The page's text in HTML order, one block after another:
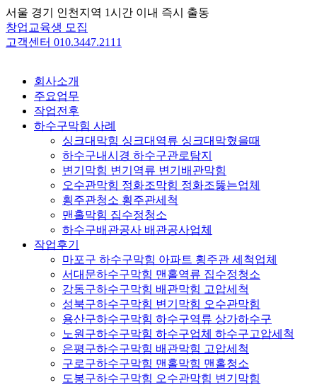
Skip
to
content
서울 경기 인천지역 1시간 이내 즉시 출동
창업교육생 모집
고객센터 010.3447.2111
회사소개
주요업무
작업전후
하수구막힘 사례
싱크대막힘 싱크대역류 싱크대막혔을때
하수구내시경 하수구관로탐지
변기막힘 변기역류 변기배관막힘
오수관막힘 정화조막힘 정화조뚫는업체
횡주관청소 횡주관세척
맨홀막힘 집수정청소
하수구배관공사 배관공사업체
작업후기
마포구 하수구막힘 아파트 횡주관 세척업체
서대문하수구막힘 맨홀역류 집수정청소
강동구하수구막힘 배관막힘 고압세척
성북구하수구막힘 변기막힘 오수관막힘
용산구하수구막힘 하수구역류 상가하수구
노원구하수구막힘 하수구업체 하수구고압세척
은평구하수구막힘 배관막힘 고압세척
구로구하수구막힘 맨홀막힘 맨홀청소
도봉구하수구막힘 오수관막힘 변기막힘